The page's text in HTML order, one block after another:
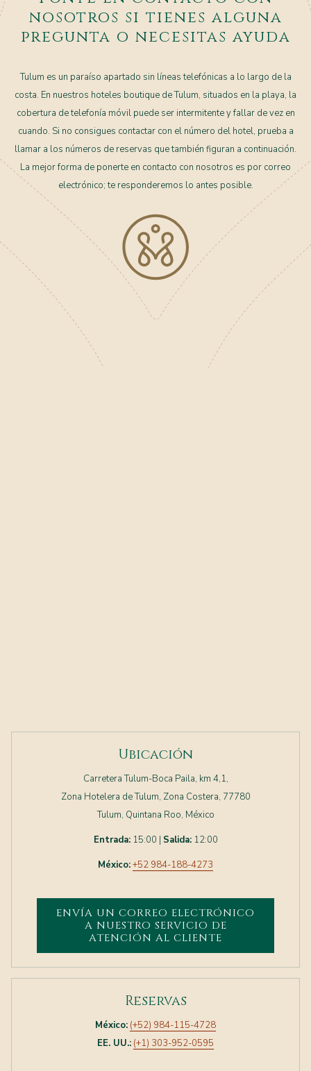
nosotros si tienes alguna
pregunta o necesitas ayuda
Tulum es un paraíso apartado sin líneas telefónicas a lo largo de la
costa. En nuestros hoteles boutique de Tulum, situados en la playa, la
cobertura de telefonía móvil puede ser intermitente y fallar de vez en
cuando. Si no consigues contactar con el número del hotel, prueba a
llamar a los números de reservas que también figuran a continuación.
La mejor forma de ponerte en contacto con nosotros es por correo
electrónico; te responderemos lo antes posible.
Ubicación
Carretera Tulum-Boca Paila, km 4,1,
Zona Hotelera de Tulum, Zona Costera, 77780
Tulum, Quintana Roo, México
Entrada:15:00 | Salida:12:00
México:+52 984-188-4273
ENVÍA UN CORREO ELECTRÓNICO
A NUESTRO SERVICIO DE
ATENCIÓN AL CLIENTE
Reservas
México: (+52) 984-115-4728
EE. UU.: (+1) 303-952-0595